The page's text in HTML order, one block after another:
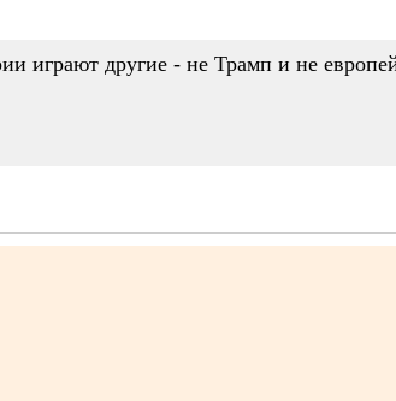
играют другие - не Трамп и не